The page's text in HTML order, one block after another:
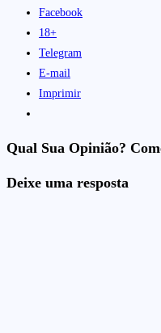
Facebook
18+
Telegram
E-mail
Imprimir
Qual Sua Opinião?
Deixe uma resposta